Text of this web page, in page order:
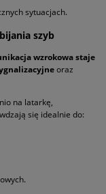
sytuacjach.
szyb
wzrokowa staje
oraz
na latarkę,
się idealnie do: